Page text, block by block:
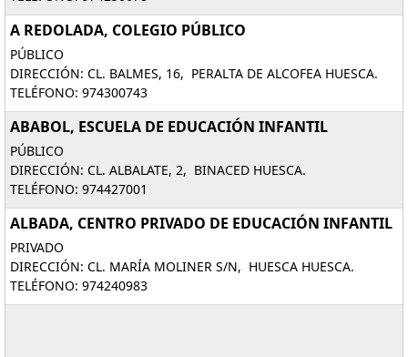
A REDOLADA, COLEGIO PÚBLICO
PÚBLICO
DIRECCIÓN: CL. BALMES, 16, PERALTA DE ALCOFEA HUESCA.
TELÉFONO: 974300743
ABABOL, ESCUELA DE EDUCACIÓN INFANTIL
PÚBLICO
DIRECCIÓN: CL. ALBALATE, 2, BINACED HUESCA.
TELÉFONO: 974427001
ALBADA, CENTRO PRIVADO DE EDUCACIÓN INFANTIL
PRIVADO
DIRECCIÓN: CL. MARÍA MOLINER S/N, HUESCA HUESCA.
TELÉFONO: 974240983